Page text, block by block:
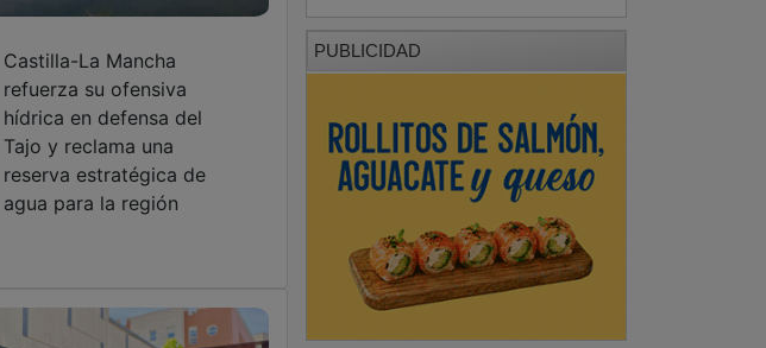
Castilla-La Mancha
refuerza su ofensiva
hídrica en defensa del
Tajo y reclama una
reserva estratégica de
agua para la región
PUBLICIDAD